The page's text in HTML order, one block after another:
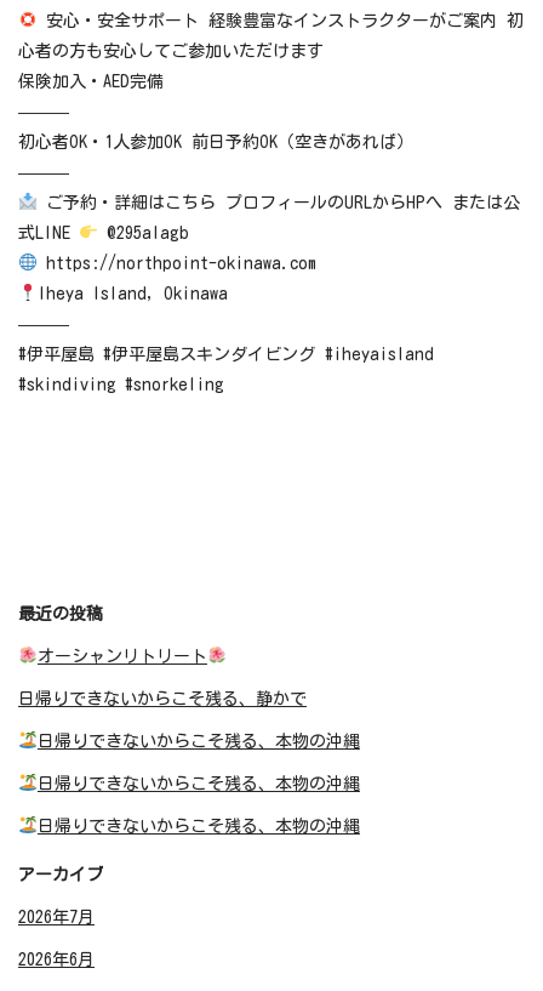
安心・安全サポート 経験豊富なインストラクターがご案内 初
心者の方も安心してご参加いただけます
保険加入・AED完備
———
初心者OK・1人参加OK 前日予約OK（空きがあれば）
———
ご予約・詳細はこちら プロフィールのURLからHPへ または公
式LINE
@295alagb
https://northpoint-okinawa.com
Iheya Island, Okinawa
———
#伊平屋島 #伊平屋島スキンダイビング #iheyaisland
#skindiving #snorkeling
最近の投稿
オーシャンリトリート
日帰りできないからこそ残る、静かで
日帰りできないからこそ残る、本物の沖縄
日帰りできないからこそ残る、本物の沖縄
日帰りできないからこそ残る、本物の沖縄
アーカイブ
2026年7月
2026年6月